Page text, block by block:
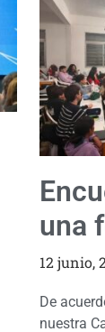
una
12 junio,
De
nuestra